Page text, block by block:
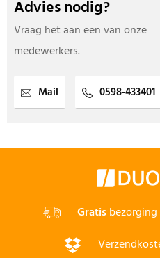
Advies nodig?
Vraag het aan een van onze
medewerkers.
Mail 0598-433401
Gratisbezorging